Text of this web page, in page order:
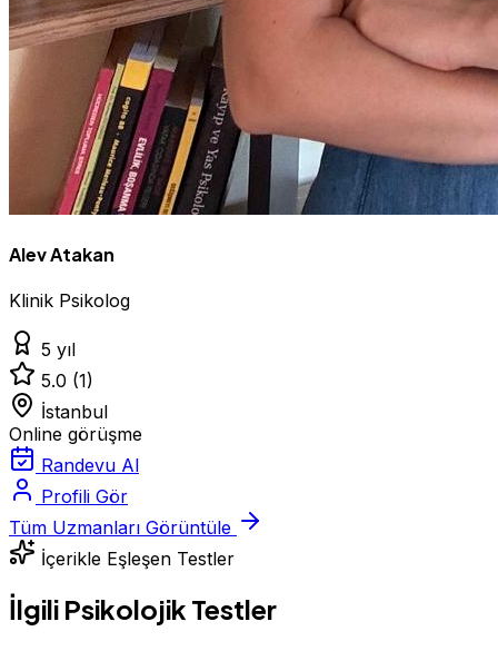
Alev Atakan
Klinik Psikolog
5 yıl
5.0 (1)
İstanbul
Online görüşme
Randevu Al
Profili Gör
Tüm Uzmanları Görüntüle
İçerikle Eşleşen Testler
İlgili Psikolojik Testler